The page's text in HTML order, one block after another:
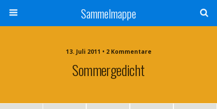
Sammelmappe
13. Juli 2011 • 2 Kommentare
Sommergedicht